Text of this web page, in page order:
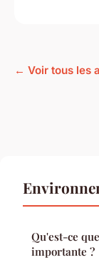
← Voir tous les
Qu'est-ce
importante ?